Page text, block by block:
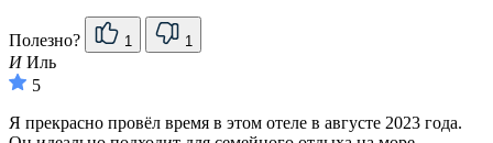
Полезно? 1 1
ИИль
5
Я прекрасно провёл время в этом отеле в августе 2023 года.